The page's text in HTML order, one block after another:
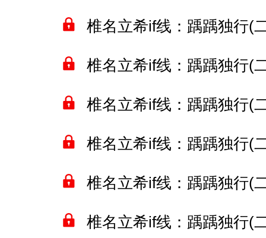
椎名立希if线：踽踽独行(
椎名立希if线：踽踽独行(
椎名立希if线：踽踽独行(
椎名立希if线：踽踽独行(
椎名立希if线：踽踽独行(
椎名立希if线：踽踽独行(